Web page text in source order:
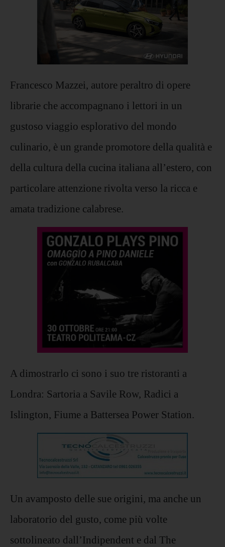
Francesco Mazzei, autore peraltro di opere
librarie che accompagnano i lettori in un
gustoso viaggio esplorativo del mondo
culinario, è un grande promotore della qualità e
della cultura della cucina italiana all’estero, con
particolare attenzione rivolta verso la ricca e
amata tradizione calabrese.
A dimostrarlo ci sono i suo tre ristoranti a
Londra: Sartoria a Savile Row, Radici a
Islington, Fiume a Battersea Power Station.
Un avamposto delle sue origini, ma anche un
laboratorio del gusto, come più volte
sottolineato dall’Indipendent e dal The